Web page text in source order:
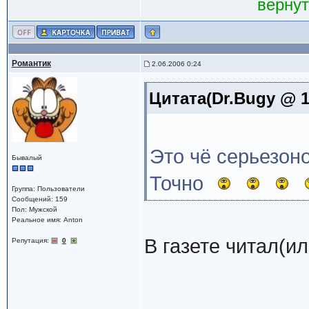
Романтик 2.06.2006 0:24
Бывалый
Группа: Пользователи
Сообщений: 159
Пол: Мужской
Реальное имя: Anton
Репутация: 0
Цитата(Dr.Bugy @
Это чё
Точно
В газете